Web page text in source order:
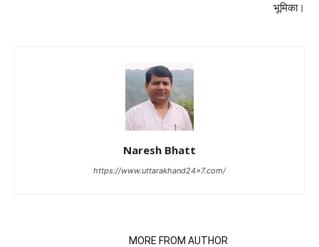
भूमिका।
Naresh Bhatt
https://www.uttarakhand24x7.com/
MORE FROM AUTHOR